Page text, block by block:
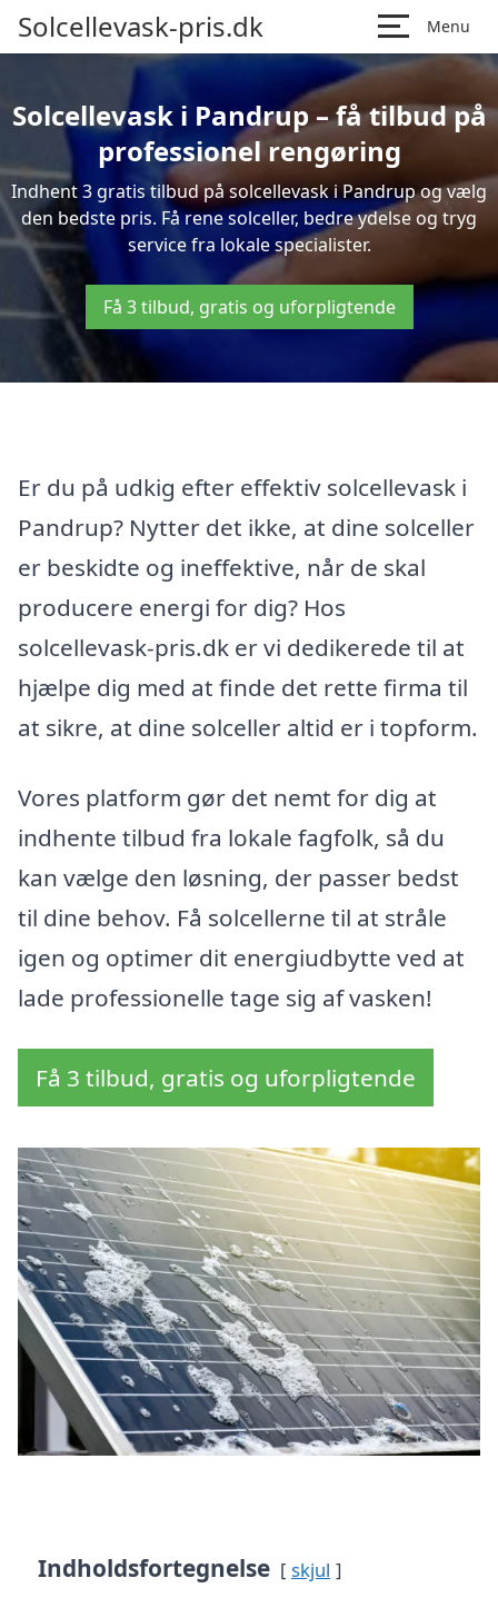
Solcellevask-pris.dk Menu
Solcellevask i Pandrup – få tilbud på
professionel rengøring
Indhent 3 gratis tilbud på solcellevask i Pandrup og vælg
den bedste pris. Få rene solceller, bedre ydelse og tryg
service fra lokale specialister.
Få 3 tilbud, gratis og uforpligtende
Er du på udkig efter effektiv solcellevask i
Pandrup? Nytter det ikke, at dine solceller
er beskidte og ineffektive, når de skal
producere energi for dig? Hos
solcellevask-pris.dk er vi dedikerede til at
hjælpe dig med at finde det rette firma til
at sikre, at dine solceller altid er i topform.
Vores platform gør det nemt for dig at
indhente tilbud fra lokale fagfolk, så du
kan vælge den løsning, der passer bedst
til dine behov. Få solcellerne til at stråle
igen og optimer dit energiudbytte ved at
lade professionelle tage sig af vasken!
Få 3 tilbud, gratis og uforpligtende
Indholdsfortegnelse skjul